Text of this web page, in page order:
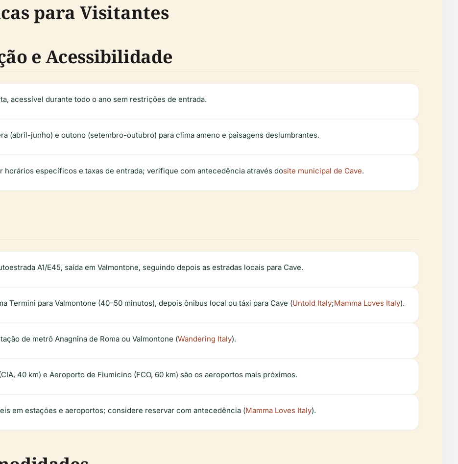
para Visitantes
e Acessibilidade
acessível durante todo o ano sem restrições de entrada.
(abril-junho) e outono (setembro-outubro) para clima ameno e paisagens deslumbrantes.
horários específicos e taxas de entrada; verifique com antecedência através dosite municipal de Cave.
A1/E45, saída em Valmontone, seguindo depois as estradas locais para Cave.
Termini para Valmontone (40–50 minutos), depois ônibus local ou táxi para Cave (Untold Italy;Mamma Loves Italy).
de metrô Anagnina de Roma ou Valmontone (Wandering Italy).
40 km) e Aeroporto de Fiumicino (FCO, 60 km) são os aeroportos mais próximos.
em estações e aeroportos; considere reservar com antecedência (Mamma Loves Italy).